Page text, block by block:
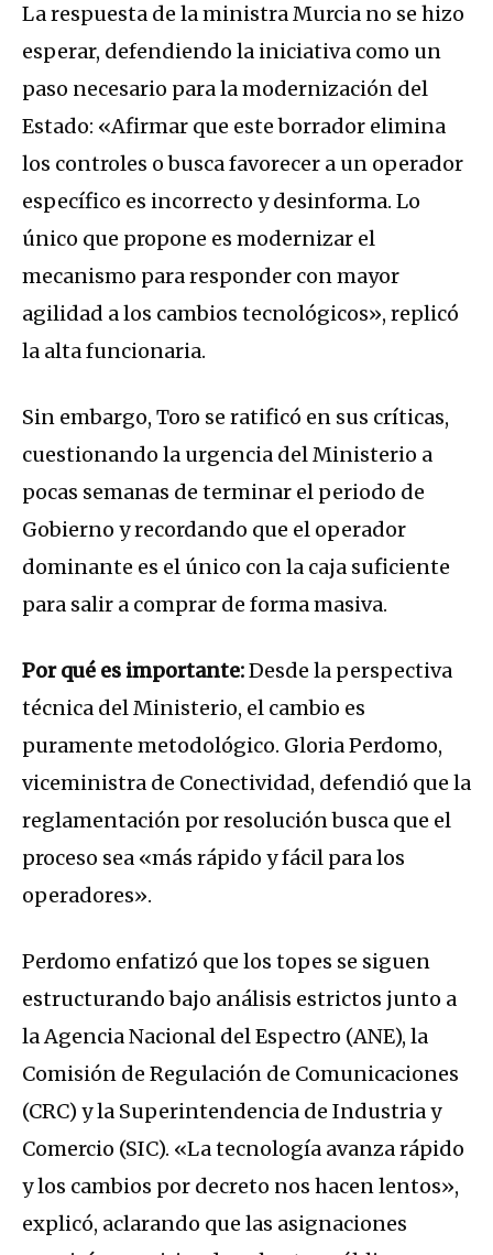
La respuesta de la ministra Murcia no se hizo
esperar, defendiendo la iniciativa como un
paso necesario para la modernización del
Estado: «Afirmar que este borrador elimina
los controles o busca favorecer a un operador
específico es incorrecto y desinforma. Lo
único que propone es modernizar el
mecanismo para responder con mayor
agilidad a los cambios tecnológicos», replicó
la alta funcionaria.
Sin embargo, Toro se ratificó en sus críticas,
cuestionando la urgencia del Ministerio a
pocas semanas de terminar el periodo de
Gobierno y recordando que el operador
dominante es el único con la caja suficiente
para salir a comprar de forma masiva.
Por qué es importante:Desde la perspectiva
técnica del Ministerio, el cambio es
puramente metodológico. Gloria Perdomo,
viceministra de Conectividad, defendió que la
reglamentación por resolución busca que el
proceso sea «más rápido y fácil para los
operadores».
Perdomo enfatizó que los topes se siguen
estructurando bajo análisis estrictos junto a
la Agencia Nacional del Espectro (ANE), la
Comisión de Regulación de Comunicaciones
(CRC) y la Superintendencia de Industria y
Comercio (SIC). «La tecnología avanza rápido
y los cambios por decreto nos hacen lentos»,
explicó, aclarando que las asignaciones